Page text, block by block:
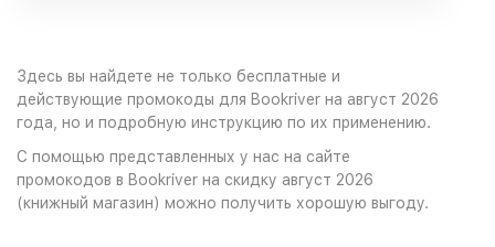
Здесь вы найдете не только бесплатные и
действующие промокоды для Bookriver на август 2026
года, но и подробную инструкцию по их применению.
С помощью представленных у нас на сайте
промокодов в Bookriver на скидку август 2026
(книжный магазин) можно получить хорошую выгоду.